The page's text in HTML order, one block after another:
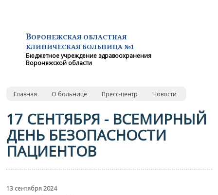
ВОРОНЕЖСКАЯ ОБЛАСТНАЯ
КЛИНИЧЕСКАЯ БОЛЬНИЦА №1
Бюджетное учреждение здравоохранения
Воронежской области
Главная О больнице Пресс-центр Новости
17 СЕНТЯБРЯ - ВСЕМИРНЫЙ
ДЕНЬ БЕЗОПАСНОСТИ
ПАЦИЕНТОВ
13 сентября 2024